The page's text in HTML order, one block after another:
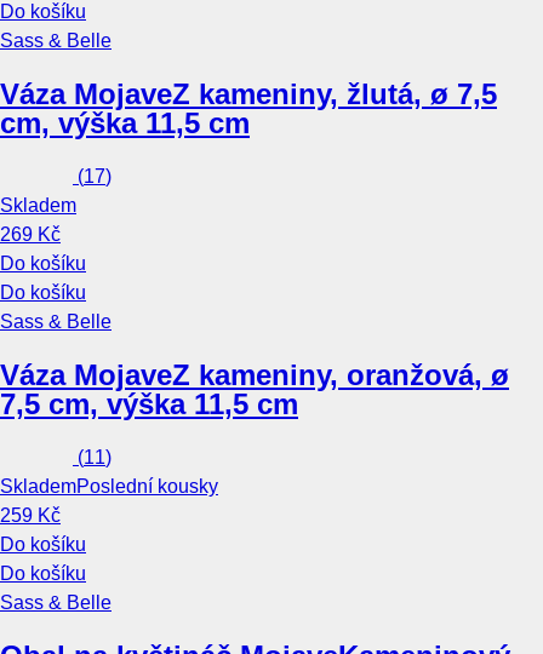
Do košíku
Sass & Belle
Váza MojaveZ kameniny, žlutá, ø 7,5
cm, výška 11,5 cm
(17)
Skladem
269 Kč
Do košíku
Do košíku
Sass & Belle
Váza MojaveZ kameniny, oranžová, ø
7,5 cm, výška 11,5 cm
(11)
SklademPoslední kousky
259 Kč
Do košíku
Do košíku
Sass & Belle